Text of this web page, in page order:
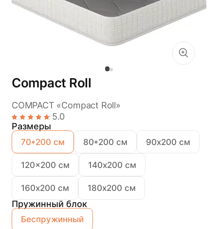
Compact Roll
COMPACT «Compact Roll»
5.0
Размеры
70*200 см 80*200 см 90х200 см
120x200 см 140х200 см
160х200 см 180х200 см
Пружинный блок
Беспружинный